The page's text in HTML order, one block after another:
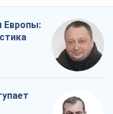
Европы: